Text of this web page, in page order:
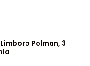
Polman, 3